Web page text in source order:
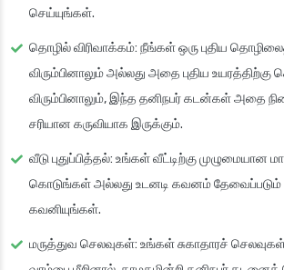
செய்யுங்கள்.
தொழில் விரிவாக்கம்: நீங்கள் ஒரு புதிய
விரும்பினாலும் அல்லது அதை புதிய
விரும்பினாலும், இந்த தனிநபர் கடன்கள் அதை
சரியான கருவியாக இருக்கும்.
வீடு புதுப்பித்தல்: உங்கள் வீட்டிற்கு முழுமையான
கொடுங்கள் அல்லது உடனடி கவனம் தேவைப்படும்
கவனியுங்கள்.
மருத்துவ செலவுகள்: உங்கள் சுகாதாரச்